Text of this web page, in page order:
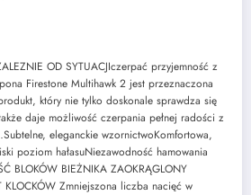
OD SYTUACJIczerpać przyjemność z
Firestone Multihawk 2 jest przeznaczona
który nie tylko doskonale sprawdza się
daje możliwość czerpania pełnej radości z
eleganckie wzornictwoKomfortowa,
poziom hałasuNiezawodność hamowania
BLOKÓW BIEŻNIKA ZAOKRĄGLONY
KLOCKÓW Zmniejszona liczba nacięć w